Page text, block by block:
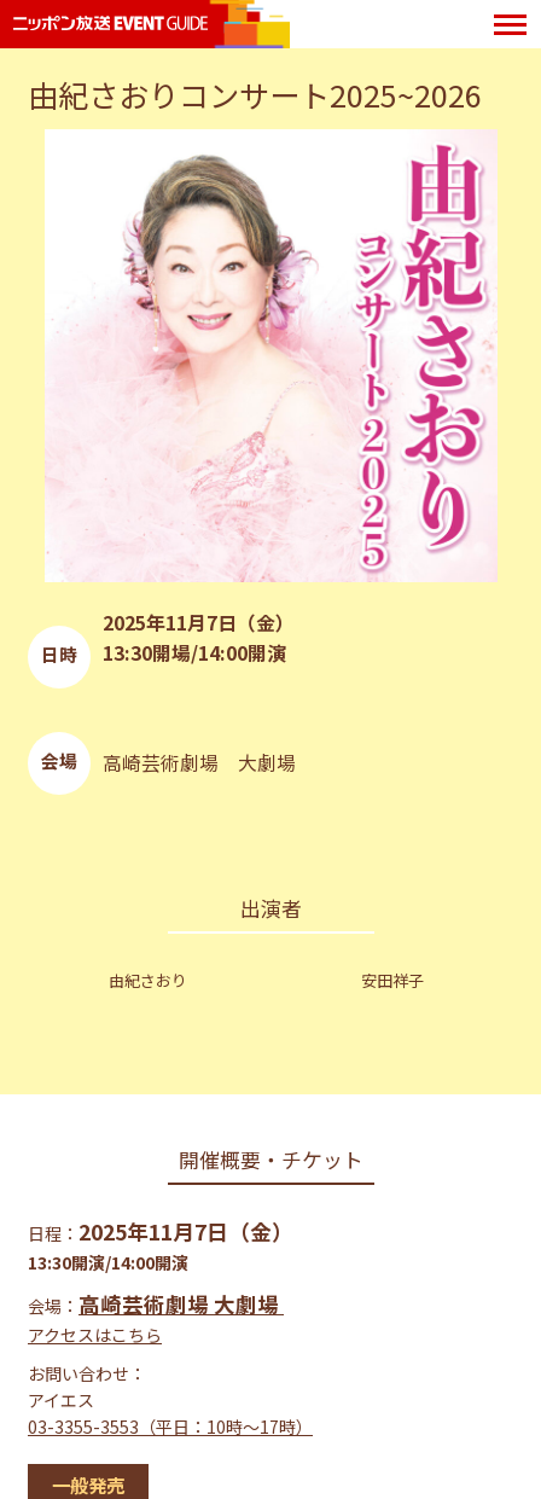
由紀さおりコンサート2025~2026
日時
2025年11月7日（金）
13:30開場/14:00開演
会場 高崎芸術劇場 大劇場
出演者
由紀さおり 安田祥子
開催概要・チケット
日程： 2025年11月7日（金）
13:30開演/14:00開演
会場： 高崎芸術劇場 大劇場
アクセスはこちら
お問い合わせ：
アイエス
03-3355-3553（平日：10時～17時）
一般発売